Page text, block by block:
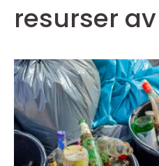
resurser